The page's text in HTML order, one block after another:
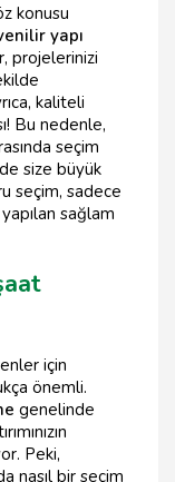
konusu
yapı
projelerinizi
kaliteli
Bu nedenle,
seçim
size büyük
seçim, sadece
sağlam
için
önemli.
genelinde
Peki,
nasıl bir seçim